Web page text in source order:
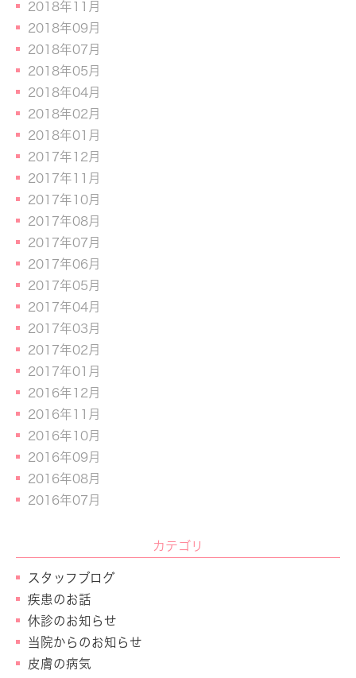
2018年11月
2018年09月
2018年07月
2018年05月
2018年04月
2018年02月
2018年01月
2017年12月
2017年11月
2017年10月
2017年08月
2017年07月
2017年06月
2017年05月
2017年04月
2017年03月
2017年02月
2017年01月
2016年12月
2016年11月
2016年10月
2016年09月
2016年08月
2016年07月
カテゴリ
スタッフブログ
疾患のお話
休診のお知らせ
当院からのお知らせ
皮膚の病気